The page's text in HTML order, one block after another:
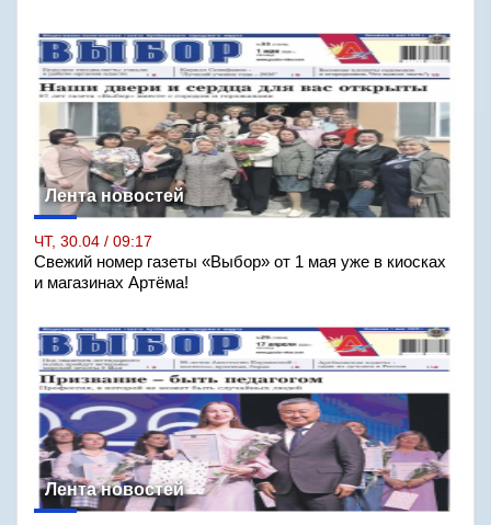
Лента новостей
ЧТ, 30.04 / 09:17
Свежий номер газеты «Выбор» от 1 мая уже в киосках
и магазинах Артёма!
Лента новостей